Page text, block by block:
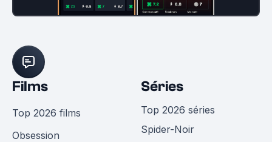
Films
Top 2026 films
Obsession
Séries
Top 2026 séries
Spider-Noir